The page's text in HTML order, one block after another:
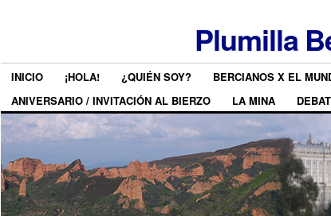
Plumilla
INICIO ¡HOLA! ¿QUIÉN SOY? BERCIANOS X EL
ANIVERSARIO / INVITACIÓN AL BIERZO
LA MINA